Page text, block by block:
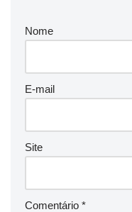
Nome
E-mail
Site
Comentário *